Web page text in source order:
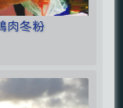
肉冬粉